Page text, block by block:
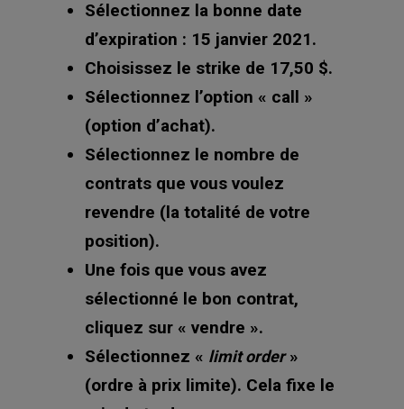
Sélectionnez la bonne date
d’expiration : 15 janvier 2021.
Choisissez le strike de 17,50 $.
Sélectionnez l’option « call »
(option d’achat).
Sélectionnez le nombre de
contrats que vous voulez
revendre (la totalité de votre
position).
Une fois que vous avez
sélectionné le bon contrat,
cliquez sur « vendre ».
Sélectionnez « limit order»
(ordre à prix limite). Cela fixe le